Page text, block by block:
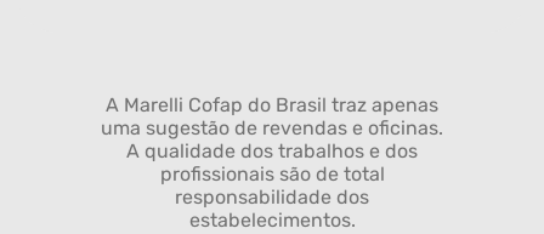
A Marelli Cofap do Brasil traz apenas
uma sugestão de revendas e oficinas.
A qualidade dos trabalhos e dos
profissionais são de total
responsabilidade dos
estabelecimentos.